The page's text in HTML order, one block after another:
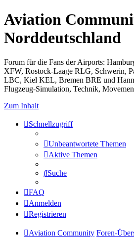
Aviation
Norddeutschland
Forum für die Fans der Airports:
XFW, Rostock-Laage RLG, Schwerin,
LBC, Kiel KEL, Bremen BRE und
Flugzeug-Simulation, Technik,
Zum Inhalt
Schnellzugriff
Unbeantwortete Themen
Aktive Themen
Suche
FAQ
Anmelden
Registrieren
Aviation Community Foren-